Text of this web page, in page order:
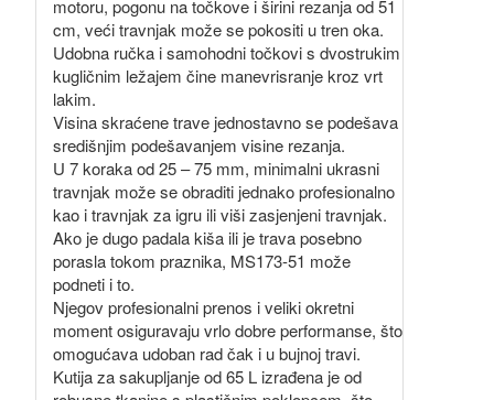
motoru, pogonu na točkove i širini rezanja od 51
cm, veći travnjak može se pokositi u tren oka.
Udobna ručka i samohodni točkovi s dvostrukim
kugličnim ležajem čine manevrisranje kroz vrt
lakim.
Visina skraćene trave jednostavno se podešava
središnjim podešavanjem visine rezanja.
U 7 koraka od 25 – 75 mm, minimalni ukrasni
travnjak može se obraditi jednako profesionalno
kao i travnjak za igru ili viši zasjenjeni travnjak.
Ako je dugo padala kiša ili je trava posebno
porasla tokom praznika, MS173-51 može
podneti i to.
Njegov profesionalni prenos i veliki okretni
moment osiguravaju vrlo dobre performanse, što
omogućava udoban rad čak i u bujnoj travi.
Kutija za sakupljanje od 65 L izrađena je od